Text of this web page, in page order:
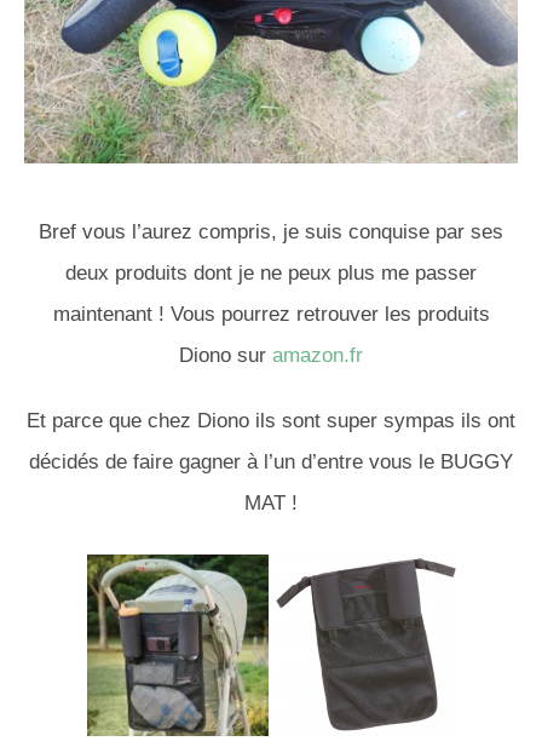
Bref vous l’aurez compris, je suis conquise par ses
deux produits dont je ne peux plus me passer
maintenant ! Vous pourrez retrouver les produits
Diono sur amazon.fr
Et parce que chez Diono ils sont super sympas ils ont
décidés de faire gagner à l’un d’entre vous le BUGGY
MAT !